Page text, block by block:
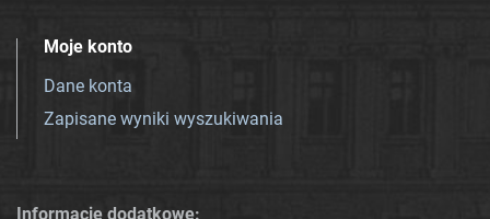
Moje konto
Dane konta
Zapisane wyniki wyszukiwania
Informacje dodatkowe: